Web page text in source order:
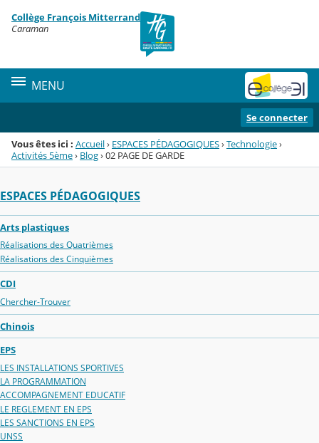
Menu de la rubrique
Contenu
Collège François Mitterrand
Caraman
MENU
Se connecter
Vous êtes ici : Accueil› ESPACES PÉDAGOGIQUES›Technologie›
Activités 5ème› Blog›02 PAGE DE GARDE
ESPACES PÉDAGOGIQUES
Arts plastiques
Réalisations des Quatrièmes
Réalisations des Cinquièmes
CDI
Chercher-Trouver
Chinois
EPS
LES INSTALLATIONS SPORTIVES
LA PROGRAMMATION
ACCOMPAGNEMENT EDUCATIF
LE REGLEMENT EN EPS
LES SANCTIONS EN EPS
UNSS